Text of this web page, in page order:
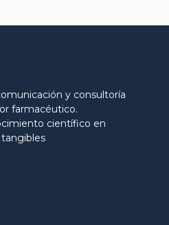
y consultoría
farmacéutico.
científico en